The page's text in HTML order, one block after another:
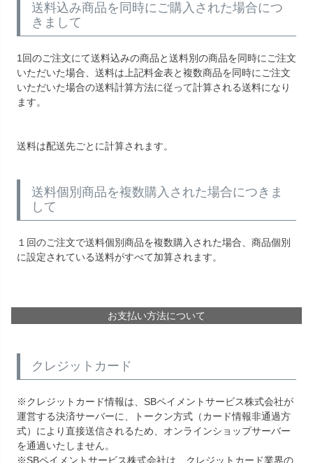
送料込み商品を同時にご購入された場合につ
きまして
1回のご注文にて送料込みの商品と送料別の商品を同時にご注文
いただいた場合、送料は上記料金表と複数商品を同時にご注文
いただいた場合の送料計算方法に従って計算される送料になり
ます。
送料は配送先ごとに計算されます。
送料個別商品を複数購入された場合につきま
して
１回のご注文で送料個別商品を複数購入された場合、商品個別
に設定されている送料がすべて加算されます。
お支払い方法について
クレジットカード
※クレジットカード情報は、SBペイメントサービス株式会社が
運営する決済サーバーに、トークン方式（カード情報非通過方
式）により直接送信されるため、オンラインショップサーバー
を通過いたしません。
※SBペイメントサービス株式会社は、クレジットカード業界の